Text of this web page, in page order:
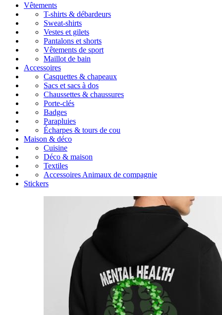
Vêtements
T-shirts & débardeurs
Sweat-shirts
Vestes et gilets
Pantalons et shorts
Vêtements de sport
Maillot de bain
Accessoires
Casquettes & chapeaux
Sacs et sacs à dos
Chaussettes & chaussures
Porte-clés
Badges
Parapluies
Écharpes & tours de cou
Maison & déco
Cuisine
Déco & maison
Textiles
Accessoires Animaux de compagnie
Stickers